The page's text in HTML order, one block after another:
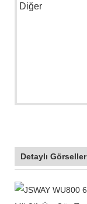
Diğer
Detaylı Görseller